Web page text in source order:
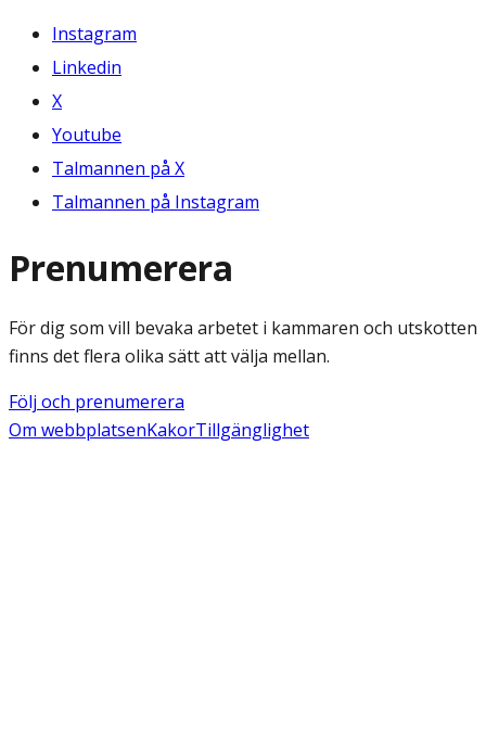
Instagram
Linkedin
X
Youtube
Talmannen på X
Talmannen på Instagram
Prenumerera
För dig som vill bevaka arbetet i kammaren och utskotten
finns det flera olika sätt att välja mellan.
Följ och prenumerera
Om webbplatsenKakorTillgänglighet